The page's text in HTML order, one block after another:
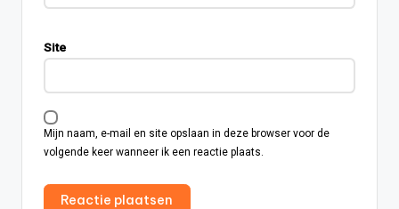
Site
Mijn naam, e-mail en site opslaan in deze browser voor de
volgende keer wanneer ik een reactie plaats.